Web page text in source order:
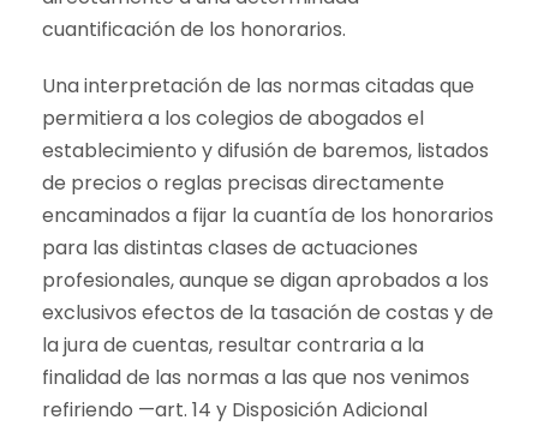
cuantificación de los honorarios.
Una interpretación de las normas citadas que
permitiera a los colegios de abogados el
establecimiento y difusión de baremos, listados
de precios o reglas precisas directamente
encaminados a fijar la cuantía de los honorarios
para las distintas clases de actuaciones
profesionales, aunque se digan aprobados a los
exclusivos efectos de la tasación de costas y de
la jura de cuentas, resultar contraria a la
finalidad de las normas a las que nos venimos
refiriendo —art. 14 y Disposición Adicional